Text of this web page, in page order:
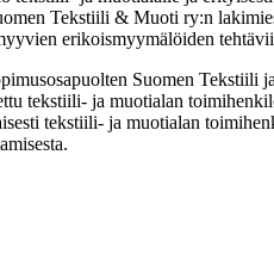
Tekstiili & Muoti ry:n
erikoismyymälöiden
Suomen
tekstiili- ja muotialan
tekstiili- ja muotialan